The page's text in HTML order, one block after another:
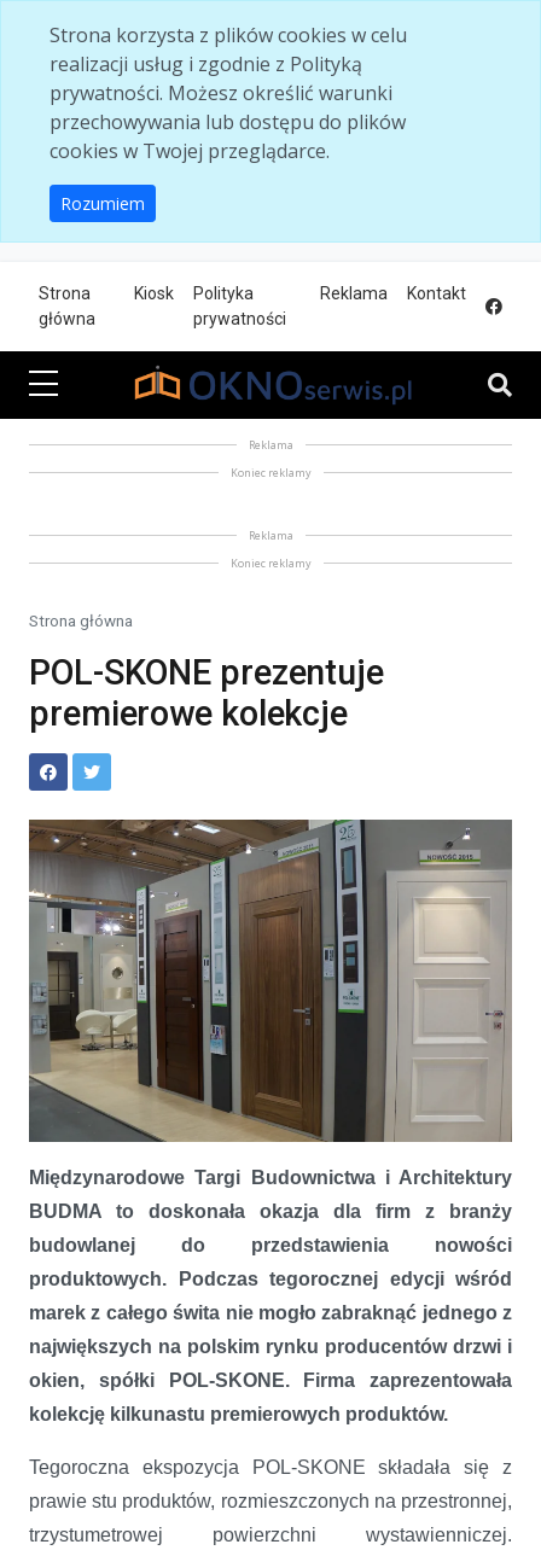
Strona korzysta z plików cookies w celu
realizacji usług i zgodnie z Polityką
prywatności. Możesz określić warunki
przechowywania lub dostępu do plików
cookies w Twojej przeglądarce.
Rozumiem
Strona
główna
Kiosk
Polityka
prywatności
Reklama Kontakt
Reklama
Koniec reklamy
Reklama
Koniec reklamy
Strona główna
POL-SKONE prezentuje
premierowe kolekcje
POL-SKONE prezentuje premierowe kolekcje
Międzynarodowe Targi Budownictwa i Architektury
BUDMA to doskonała okazja dla firm z branży
budowlanej do przedstawienia nowości
produktowych. Podczas tegorocznej edycji wśród
marek z całego świta nie mogło zabraknąć jednego z
największych na polskim rynku producentów drzwi i
okien, spółki POL-SKONE. Firma zaprezentowała
kolekcję kilkunastu premierowych produktów.
Tegoroczna ekspozycja POL-SKONE składała się z
prawie stu produktów, rozmieszczonych na przestronnej,
trzystumetrowej powierzchni wystawienniczej.